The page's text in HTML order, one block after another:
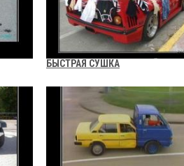
БЫСТРАЯ СУШКА